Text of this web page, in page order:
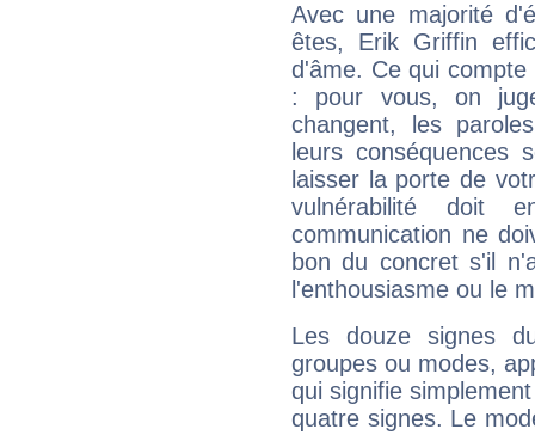
Avec une majorité
êtes, Erik Griffin
d'âme. Ce qui
: pour vous, on
changent, les
leurs conséquences
laisser la porte de
vulnérabilité doit
communication ne
bon du concret s'il
l'enthousiasme ou le
Les douze signes
groupes ou modes,
qui signifie
quatre signes. Le